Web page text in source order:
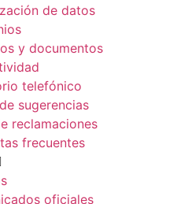
de datos
y documentos
telefónico
sugerencias
reclamaciones
frecuentes
oficiales